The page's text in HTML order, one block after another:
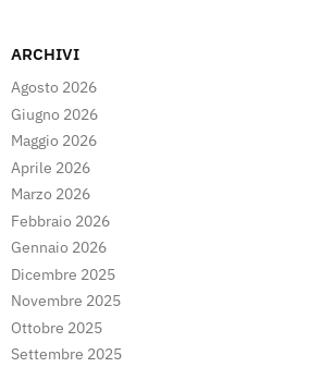
ARCHIVI
Agosto 2026
Giugno 2026
Maggio 2026
Aprile 2026
Marzo 2026
Febbraio 2026
Gennaio 2026
Dicembre 2025
Novembre 2025
Ottobre 2025
Settembre 2025